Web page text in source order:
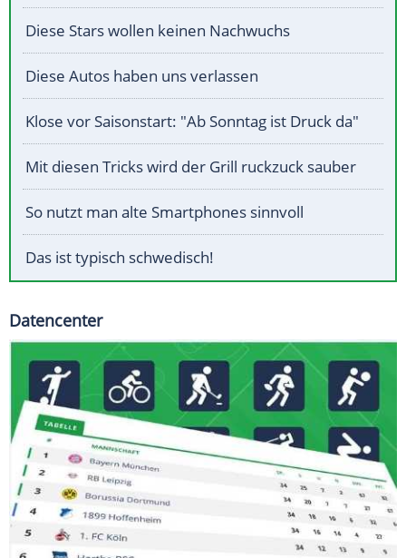
Diese Stars wollen keinen Nachwuchs
Diese Autos haben uns verlassen
Klose vor Saisonstart: "Ab Sonntag ist Druck da"
Mit diesen Tricks wird der Grill ruckzuck sauber
So nutzt man alte Smartphones sinnvoll
Das ist typisch schwedisch!
Datencenter